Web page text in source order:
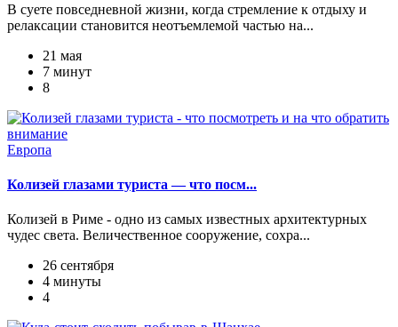
В суете повседневной жизни, когда стремление к отдыху и
релаксации становится неотъемлемой частью на...
21 мая
7 минут
8
Европа
Колизей глазами туриста — что посм...
Колизей в Риме - одно из самых известных архитектурных
чудес света. Величественное сооружение, сохра...
26 сентября
4 минуты
4